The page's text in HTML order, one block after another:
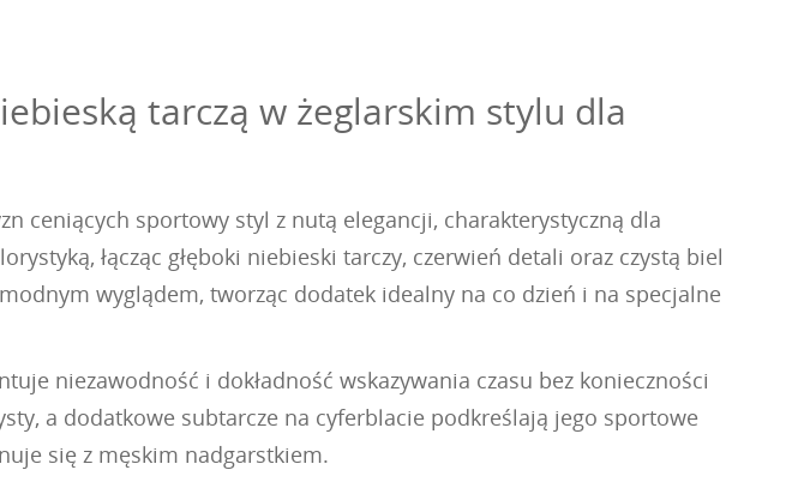
tarczą w żeglarskim stylu dla
ceniących sportowy styl z nutą elegancji, charakterystyczną dla
łącząc głęboki niebieski tarczy, czerwień detali oraz czystą biel
wyglądem, tworząc dodatek idealny na co dzień i na specjalne
niezawodność i dokładność wskazywania czasu bez konieczności
a dodatkowe subtarcze na cyferblacie podkreślają jego sportowe
się z męskim nadgarstkiem.